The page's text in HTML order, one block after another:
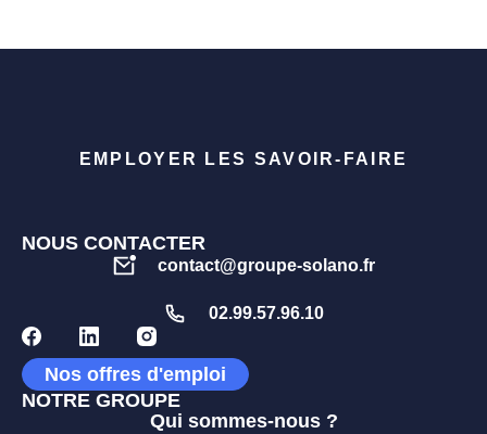
EMPLOYER LES SAVOIR-FAIRE
NOUS CONTACTER
contact@groupe-solano.fr
02.99.57.96.10
Nos offres d'emploi
NOTRE GROUPE
Qui sommes-nous ?